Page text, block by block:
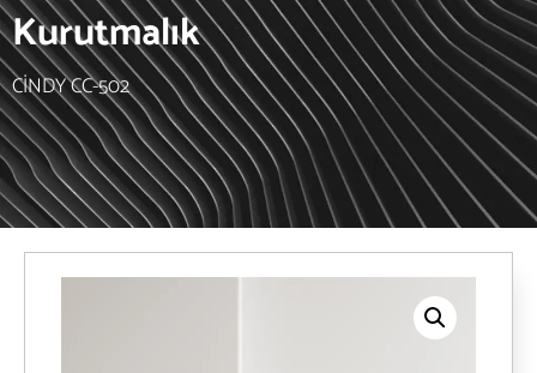
Kurutmalık
CİNDY CC-502